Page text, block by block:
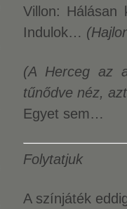
Villon:
Indulok…
(A Herceg az
tűnődve néz,
Egyet sem…
Folytatjuk
A színjáték